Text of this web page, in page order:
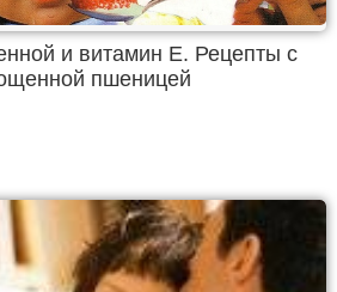
и витамин Е. Рецепты с
пшеницей